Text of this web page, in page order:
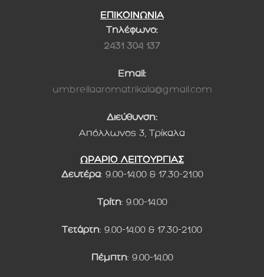
ΕΠΙΚΟΙΝΩΝΙΑ
Τηλέφωνο:
2431 304 137
Email:
umbrellaaromatrikala@gmail.com
Διεύθυνση:
Απόλλωνος 3, Τρίκαλα
ΩΡΑΡΙΟ ΛΕΙΤΟΥΡΓΙΑΣ
Δευτέρα: 9.00-14.00 & 17.30-21.00
Τρίτη: 9.00-14.00
Τετάρτη: 9.00-14.00 & 17.30-21.00
Πέμπτη: 9.00-14.00